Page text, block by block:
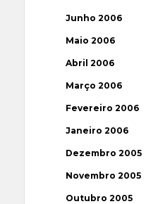
Junho 2006
Maio 2006
Abril 2006
Março 2006
Fevereiro 2006
Janeiro 2006
Dezembro 2005
Novembro 2005
Outubro 2005